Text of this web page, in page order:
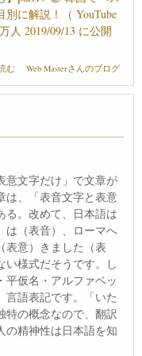
に解説！（ YouTube
人 2019/09/13 に公開
主義がベストセラー について
む Web Masterさんのブログ
意文字だけ」で文章が
は、「表音文字と表意
る。改めて、日本語は
は（表音）、ローマへ
表意）きました（表
い様式だそうです。し
平仮名・アルファベッ
言語表記です。「いた
特の概念なので、翻訳
の精神性は日本語を知